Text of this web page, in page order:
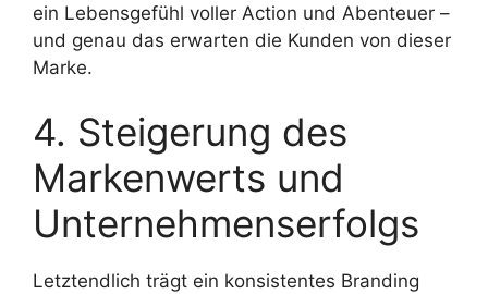
ein Lebensgefühl voller Action und Abenteuer –
und genau das erwarten die Kunden von dieser
Marke.
4. Steigerung des
Markenwerts und
Unternehmenserfolgs
Letztendlich trägt ein konsistentes Branding